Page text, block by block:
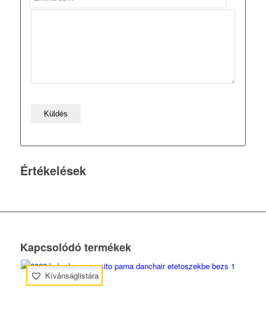
Értékelések
Kapcsolódó termékek
Kívánságlistára